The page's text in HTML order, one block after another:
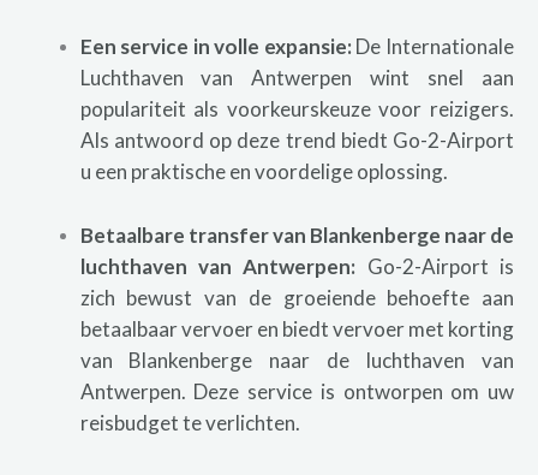
Een service in volle expansie: De Internationale
Luchthaven van Antwerpen wint snel aan
populariteit als voorkeurskeuze voor reizigers.
Als antwoord op deze trend biedt Go-2-Airport
u een praktische en voordelige oplossing.
Betaalbare transfer van Blankenberge naar de
luchthaven van Antwerpen: Go-2-Airport is
zich bewust van de groeiende behoefte aan
betaalbaar vervoer en biedt vervoer met korting
van Blankenberge naar de luchthaven van
Antwerpen. Deze service is ontworpen om uw
reisbudget te verlichten.